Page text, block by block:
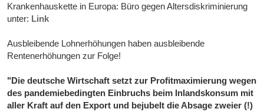
Krankenhauskette in Europa: Büro gegen Altersdiskriminierung
unter: Link
Ausbleibende Lohnerhöhungen haben ausbleibende
Rentenerhöhungen zur Folge!
"Die deutsche Wirtschaft setzt zur Profitmaximierung wegen
des pandemiebedingten Einbruchs beim Inlandskonsum mit
aller Kraft auf den Export und bejubelt die Absage zweier (!)